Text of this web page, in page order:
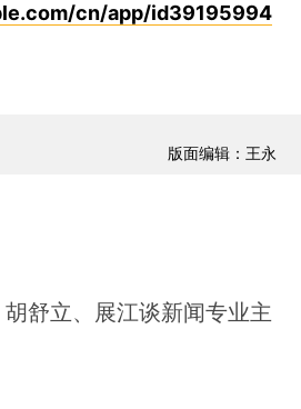
cn/app/id39195994
版面编辑：王永
舒立、展江谈新闻专业主